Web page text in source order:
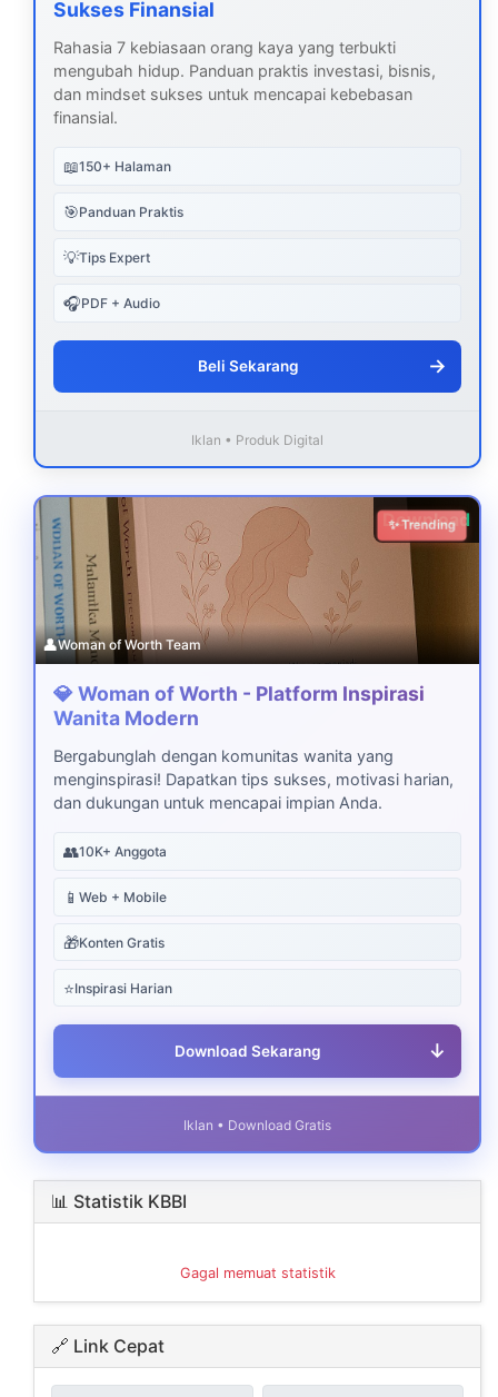
Sukses Finansial
Rahasia 7 kebiasaan orang kaya yang terbukti
mengubah hidup. Panduan praktis investasi, bisnis,
dan mindset sukses untuk mencapai kebebasan
finansial.
📖150+ Halaman
🎯Panduan Praktis
💡Tips Expert
🎧PDF + Audio
Beli Sekarang →
Iklan • Produk Digital
Download
✨ Trending
👤Woman of Worth Team
💎 Woman of Worth - Platform Inspirasi
Wanita Modern
Bergabunglah dengan komunitas wanita yang
menginspirasi! Dapatkan tips sukses, motivasi harian,
dan dukungan untuk mencapai impian Anda.
👥10K+ Anggota
📱 Web + Mobile
🎁Konten Gratis
⭐Inspirasi Harian
Download Sekarang ↓
Iklan • Download Gratis
📊 Statistik KBBI
Gagal memuat statistik
🔗 Link Cepat